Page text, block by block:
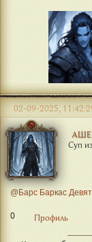
Суп
02-09-2025,
@Барс Баркас
0 Профиль